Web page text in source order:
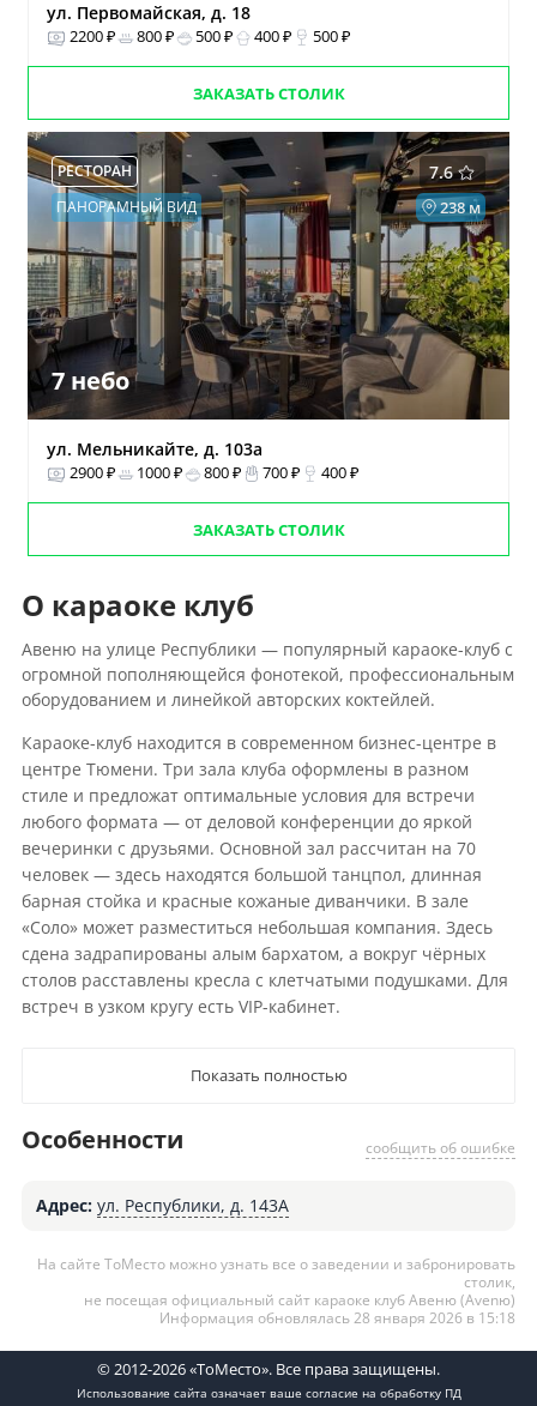
ул. Первомайская, д. 18
2200 ₽ 800 ₽ 500 ₽ 400 ₽ 500 ₽
ЗАКАЗАТЬ СТОЛИК
7.6
РЕСТОРАН
238 м
ПАНОРАМНЫЙ ВИД
7 небо
ул. Мельникайте, д. 103а
2900 ₽ 1000 ₽ 800 ₽ 700 ₽ 400 ₽
ЗАКАЗАТЬ СТОЛИК
О караоке клуб
Авеню на улице Республики — популярный караоке-клуб с
огромной пополняющейся фонотекой, профессиональным
оборудованием и линейкой авторских коктейлей.
Караоке-клуб находится в современном бизнес-центре в
центре Тюмени. Три зала клуба оформлены в разном
стиле и предложат оптимальные условия для встречи
любого формата — от деловой конференции до яркой
вечеринки с друзьями. Основной зал рассчитан на 70
человек — здесь находятся большой танцпол, длинная
барная стойка и красные кожаные диванчики. В зале
«Соло» может разместиться небольшая компания. Здесь
сдена задрапированы алым бархатом, а вокруг чёрных
столов расставлены кресла с клетчатыми подушками. Для
встреч в узком кругу есть VIP-кабинет.
Показать полностью
сообщить об ошибке
Особенности
Адрес: ул. Республики, д. 143А
На сайте ТоМесто можно узнать все о заведении и забронировать
столик,
не посещая официальный сайт караоке клуб Авеню (Avenю)
Информация обновлялась 28 января 2026 в 15:18
© 2012-2026 «ТоМесто». Все права защищены.
Использование сайта означает ваше согласие на обработку ПД